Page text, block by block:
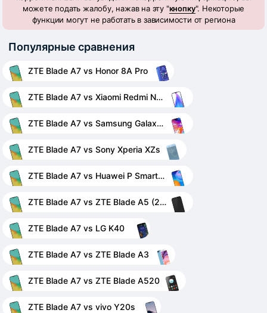
можете подать жалобу, нажав на эту "кнопку". Некоторые
функции могут не работать в зависимости от региона
Популярные сравнения
ZTE Blade A7 vs Honor 8A Pro
ZTE Blade A7 vs Xiaomi Redmi Note 8T
ZTE Blade A7 vs Samsung Galaxy A70
ZTE Blade A7 vs Sony Xperia XZs
ZTE Blade A7 vs Huawei P Smart 2021
ZTE Blade A7 vs ZTE Blade A5 (2019)
ZTE Blade A7 vs LG K40
ZTE Blade A7 vs ZTE Blade A3
ZTE Blade A7 vs ZTE Blade A520
ZTE Blade A7 vs vivo Y20s